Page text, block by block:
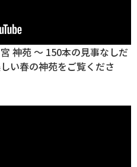
神苑 〜 150本の見事なしだ
い春の神苑をご覧くださ